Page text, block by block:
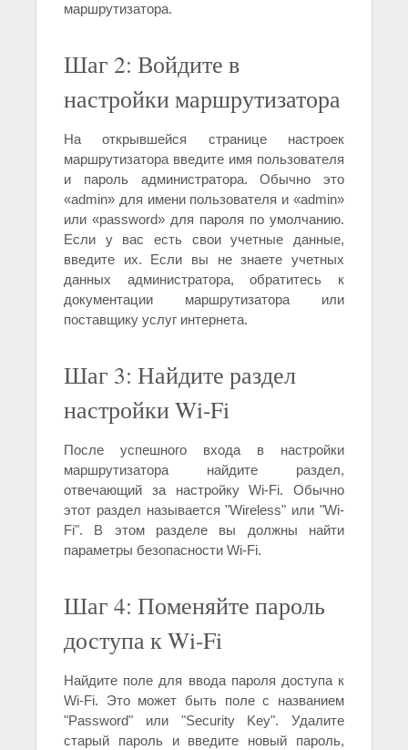
маршрутизатора.
Шаг 2: Войдите в
настройки маршрутизатора
На открывшейся странице настроек
маршрутизатора введите имя пользователя
и пароль администратора. Обычно это
«admin» для имени пользователя и «admin»
или «password» для пароля по умолчанию.
Если у вас есть свои учетные данные,
введите их. Если вы не знаете учетных
данных администратора, обратитесь к
документации маршрутизатора или
поставщику услуг интернета.
Шаг 3: Найдите раздел
настройки Wi-Fi
После успешного входа в настройки
маршрутизатора найдите раздел,
отвечающий за настройку Wi-Fi. Обычно
этот раздел называется "Wireless" или "Wi-
Fi". В этом разделе вы должны найти
параметры безопасности Wi-Fi.
Шаг 4: Поменяйте пароль
доступа к Wi-Fi
Найдите поле для ввода пароля доступа к
Wi-Fi. Это может быть поле с названием
"Password" или "Security Key". Удалите
старый пароль и введите новый пароль,